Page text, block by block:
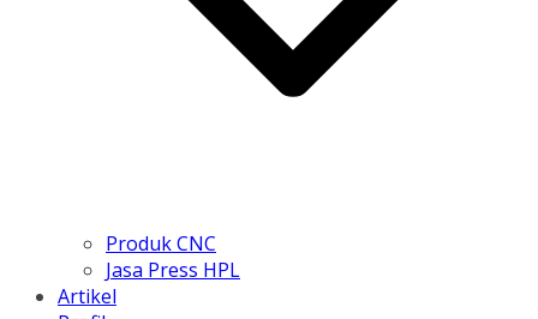
Produk CNC
Jasa Press HPL
Artikel